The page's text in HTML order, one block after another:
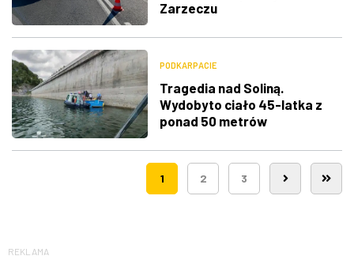
Zarzeczu
PODKARPACIE
Tragedia nad Soliną.
Wydobyto ciało 45-latka z
ponad 50 metrów
1 2 3
REKLAMA